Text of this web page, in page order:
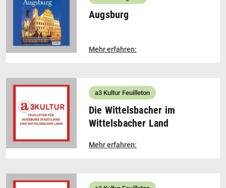
Augsburg
Mehr erfahren:
a3 Kultur Feuilleton
Die Wittelsbacher im
Wittelsbacher Land
Mehr erfahren: